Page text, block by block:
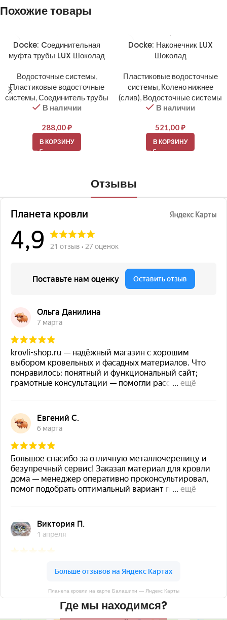
Похожие товары
Docke: Cоединительная
муфта трубы LUX Шоколад
Водосточные системы,
Пластиковые водосточные
системы,Соединитель трубы
В наличии
288,00₽
В КОРЗИНУ
Docke: Наконечник LUX
Шоколад
Пластиковые водосточные
системы, Колено нижнее
(слив), Водосточные системы
В наличии
521,00₽
В КОРЗИНУ
Отзывы
Планета кровли на карте Балашихи — Яндекс Карты
Где мы находимся?